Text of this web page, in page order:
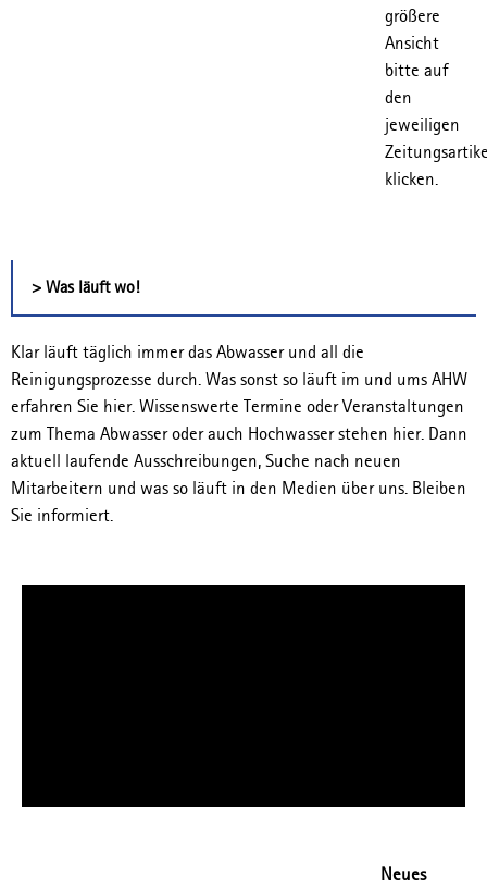
größere
Ansicht
bitte auf
den
jeweiligen
klicken.
> Was läuft wo!
Klar läuft täglich immer das Abwasser und all die
Reinigungsprozesse durch. Was sonst so läuft im und ums AHW
erfahren Sie hier. Wissenswerte Termine oder Veranstaltungen
zum Thema Abwasser oder auch Hochwasser stehen hier. Dann
aktuell laufende Ausschreibungen, Suche nach neuen
Mitarbeitern und was so läuft in den Medien über uns. Bleiben
Sie informiert.
Neues